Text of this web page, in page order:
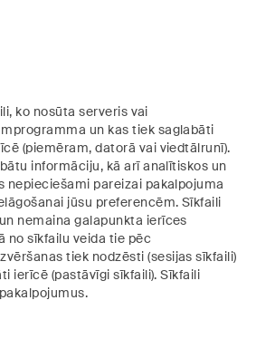
ko nosūta serveris vai
un kas tiek saglabāti
(piemēram, datorā vai viedtālrunī).
informāciju, kā arī analītiskos un
nepieciešami pareizai pakalpojuma
jūsu preferencēm. Sīkfaili
nemaina galapunkta ierīces
no sīkfailu veida tie pēc
tiek nodzēsti (sesijas sīkfaili)
ierīcē (pastāvīgi sīkfaili). Sīkfaili